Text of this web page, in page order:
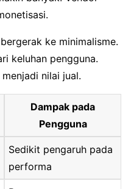
ke minimalisme.
keluhan pengguna.
nilai jual.
Dampak pada
Pengguna
Sedikit pengaruh pada
performa